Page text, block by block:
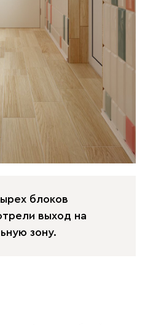
блоков
выход на
зону.